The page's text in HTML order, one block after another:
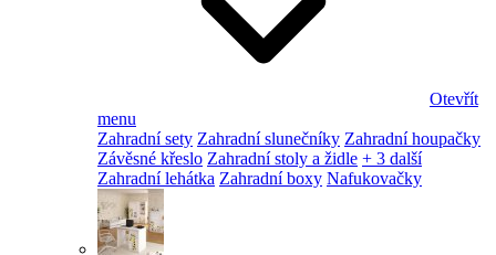
Otevřít
menu
Zahradní sety Zahradní slunečníky Zahradní houpačky
Závěsné křeslo Zahradní stoly a židle + 3 další
Zahradní lehátka Zahradní boxy Nafukovačky